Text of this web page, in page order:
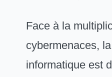
Face à la
cybermenaces,
informatique est